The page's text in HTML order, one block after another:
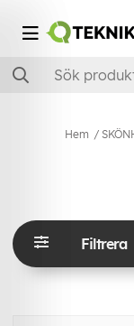
Hem
Filtrera